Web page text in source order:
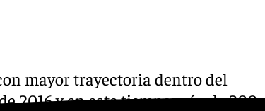
mayor trayectoria dentro del
2016 y en este tiempo más de 200